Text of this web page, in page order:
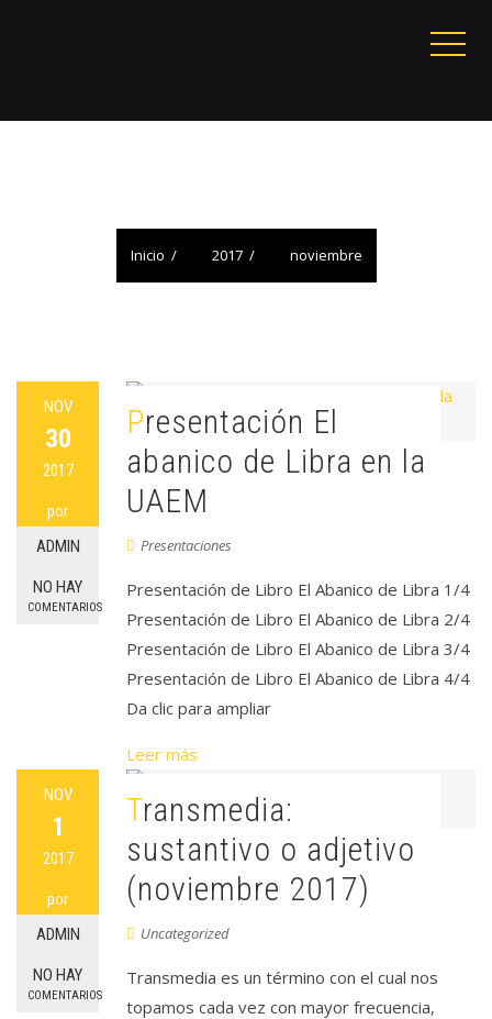
Inicio 2017 noviembre
NOV
30
2017
por
ADMIN
NO HAY
COMENTARIOS
Presentación El
abanico de Libra en la
UAEM
Presentaciones
Presentación de Libro El Abanico de Libra 1/4
Presentación de Libro El Abanico de Libra 2/4
Presentación de Libro El Abanico de Libra 3/4
Presentación de Libro El Abanico de Libra 4/4
Da clic para ampliar
Leer más
NOV
1
2017
por
ADMIN
NO HAY
COMENTARIOS
Transmedia:
sustantivo o adjetivo
(noviembre 2017)
Uncategorized
Transmedia es un término con el cual nos
topamos cada vez con mayor frecuencia,